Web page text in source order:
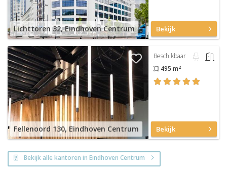
Lichttoren 32, Eindhoven Centrum Bekijk
Fellenoord 130, Eindhoven Centrum
Beschikbaar
495 m2
Bekijk
Bekijk alle kantoren in Eindhoven Centrum